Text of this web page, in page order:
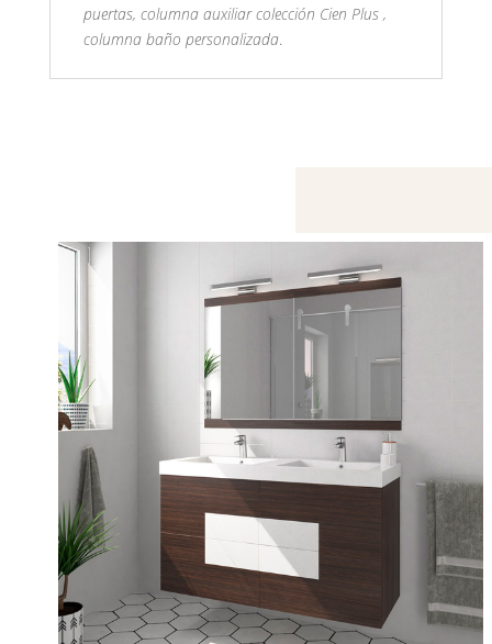
puertas, columna auxiliar colección Cien Plus ,
columna baño personalizada.